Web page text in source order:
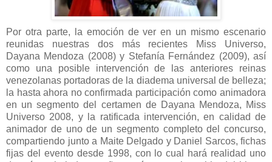
Por otra parte, la emoción de ver en un mismo escenario
reunidas nuestras dos más recientes Miss Universo,
Dayana Mendoza (2008) y Stefanía Fernández (2009), así
como una posible intervención de las anteriores reinas
venezolanas portadoras de la diadema universal de belleza;
la hasta ahora no confirmada participación como animadora
en un segmento del certamen de Dayana Mendoza, Miss
Universo 2008, y la ratificada intervención, en calidad de
animador de uno de un segmento completo del concurso,
compartiendo junto a Maite Delgado y Daniel Sarcos, fichas
fijas del evento desde 1998, con lo cual hará realidad uno